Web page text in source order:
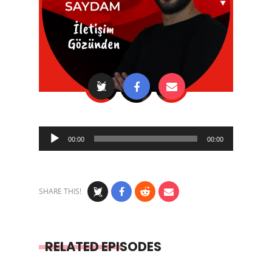
Audio
Player
00:00 00:00
SHARE THIS!
RELATED EPISODES